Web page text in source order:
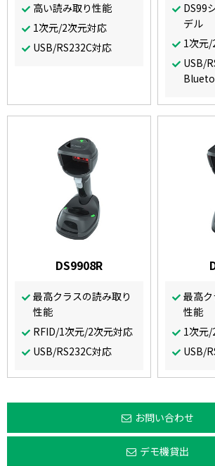
高い読み取り性能
1次元/2次元対応
USB/RS232C対応
DS99
デル
1次元/
USB/
DS9908R
最高クラスの読み取り
性能
RFID/1次元/2次元対応
USB/RS232C対応
最高
性能
1次元/
USB/
お問い合わせ
デモ機貸出